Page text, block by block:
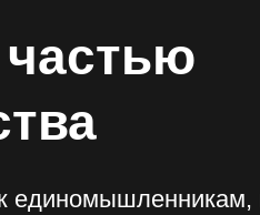
частью
единомышленникам,